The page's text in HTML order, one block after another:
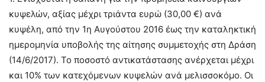
κυψελών, αξίας µέχρι τριάντα ευρώ (30,00 €) ανά
κυψέλη, από την 1η Αυγούστου 2016 έως την καταληκτική
ηµεροµηνία υποβολής της αίτησης συµµετοχής στη Δράση
(14/6/2017). Το ποσοστό αντικατάστασης ανέρχεται µέχρι
και 10% των κατεχόµενων κυψελών ανά µελισσοκόµο. Οι